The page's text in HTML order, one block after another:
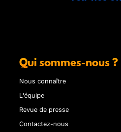
Qui sommes-nous ?
Nous connaître
L'équipe
Revue de presse
Contactez-nous